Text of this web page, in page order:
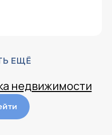
ЕЩЁ
недвижимости